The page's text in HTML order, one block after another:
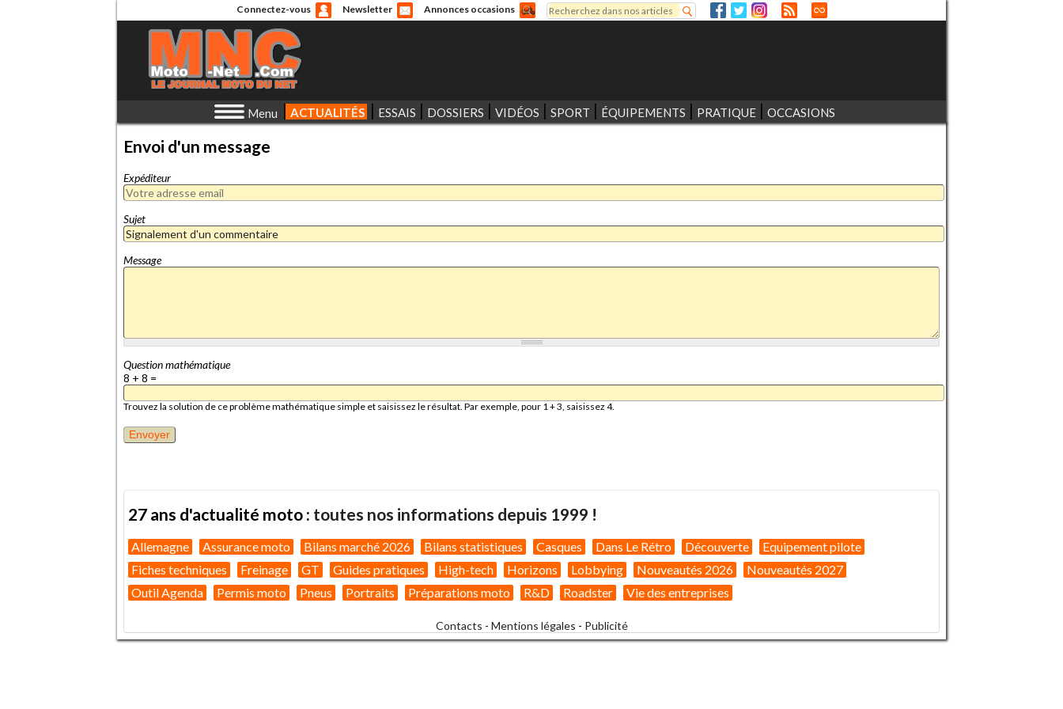
Connectez-vous Newsletter Annonces occasions
Formulaire de recherche
Rechercher
Menu ACTUALITÉS ESSAIS DOSSIERS VIDÉOS SPORT ÉQUIPEMENTS PRATIQUE OCCASIONS
Envoi d'un message
Expéditeur
Sujet
Message
Question mathématique
8 + 8 =
Trouvez la solution de ce problème mathématique simple et saisissez le résultat. Par exemple, pour 1 + 3, saisissez 4.
27 ans d'actualité moto : toutes nos informations depuis 1999 !
Allemagne Assurance moto Bilans marché 2026 Bilans statistiques Casques Dans Le Rétro Découverte
Equipement pilote
Fiches techniques
Freinage GT Guides pratiques High-tech Horizons Lobbying Nouveautés 2026
Nouveautés 2027
Outil Agenda
Permis moto Pneus Portraits Préparations moto R&D Roadster Vie des entreprises
Contacts - Mentions légales - Publicité